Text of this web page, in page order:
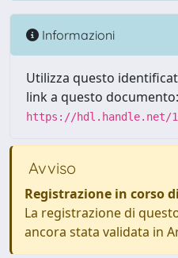
Informazioni
Utilizza questo
link a questo documento:
https://hdl.handle.net/
Avviso
Registrazione in corso
La registrazione di
ancora stata validata in